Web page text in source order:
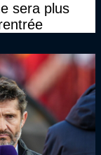
sera plus